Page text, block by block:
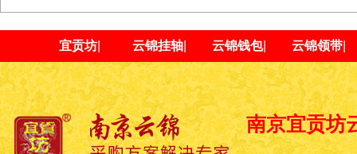
宜贡坊 云锦挂轴 云锦钱包| 云锦领带
南京宜贡坊